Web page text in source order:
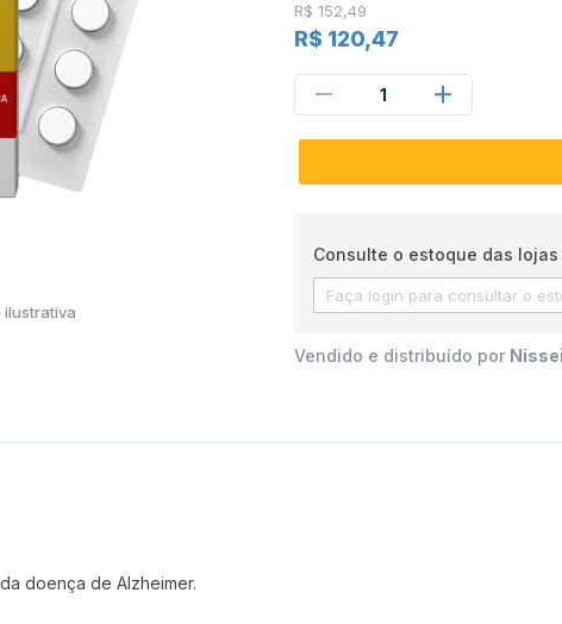
ilustrativa
R$ 152,49
R$ 120,47
1
Consulte o estoque das
Vendido e distribuído por Nissei
doença de Alzheimer.